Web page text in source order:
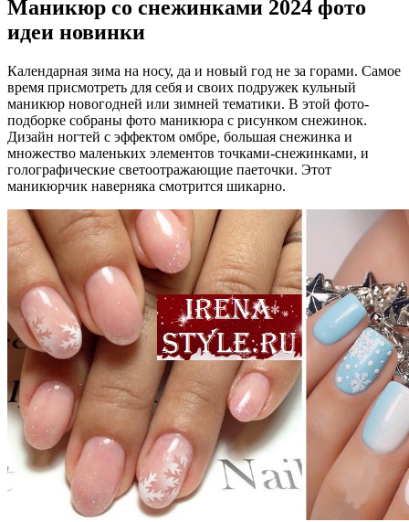
Маникюр со снежинками 2024 фото
идеи новинки
Календарная зима на носу, да и новый год не за горами. Самое
время присмотреть для себя и своих подружек кульный
маникюр новогодней или зимней тематики. В этой фото-
подборке собраны фото маникюра с рисунком снежинок.
Дизайн ногтей с эффектом омбре, большая снежинка и
множество маленьких элементов точками-снежинками, и
голографические светоотражающие паеточки. Этот
маникюрчик наверняка смотрится шикарно.